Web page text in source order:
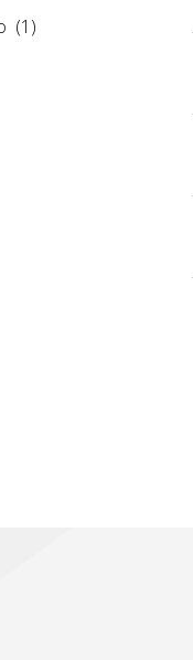
(1)